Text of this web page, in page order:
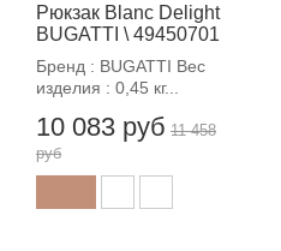
Рюкзак Blanc Delight
BUGATTI \ 49450701
Бренд : BUGATTI Вес
изделия : 0,45 кг...
10 083 руб 11 458
руб